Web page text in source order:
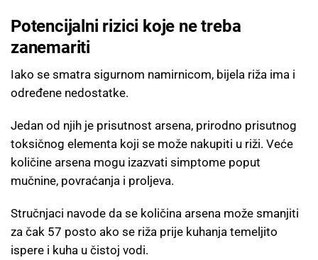
Potencijalni rizici koje ne treba
zanemariti
Iako se smatra sigurnom namirnicom, bijela riža ima i
određene nedostatke.
Jedan od njih je prisutnost arsena, prirodno prisutnog
toksičnog elementa koji se može nakupiti u riži. Veće
količine arsena mogu izazvati simptome poput
mučnine, povraćanja i proljeva.
Stručnjaci navode da se količina arsena može smanjiti
za čak 57 posto ako se riža prije kuhanja temeljito
ispere i kuha u čistoj vodi.